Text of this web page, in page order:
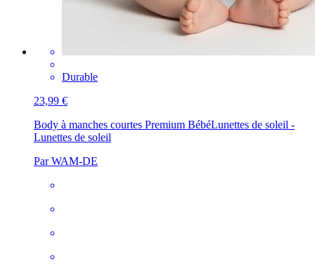
Durable
23,99 €
Body à manches courtes Premium BébéLunettes de soleil -
Lunettes de soleil
Par WAM-DE